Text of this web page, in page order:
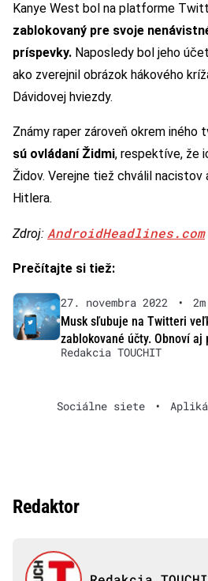
Kanye West bol na platforme
zablokovaný pre svoje
príspevky. Naposledy bol jeho
ako zverejnil obrázok hákového
Dávidovej hviezdy.
Známy raper zároveň okrem iného
sú ovládaní Židmi, respektíve, že
Židov. Verejne tiež chválil nacistov
Hitlera.
Zdroj: AndroidHeadlines.com
Prečítajte si tiež:
27. novembra 2022 •
2m
Musk sľubuje na Twitteri
zablokované účty. Obnoví
Redakcia TOUCHIT
Sociálne siete •
Redaktor